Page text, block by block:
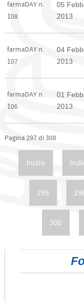
farmaDAY n.
108
05
2013
farmaDAY n.
107
04
2013
farmaDAY n.
106
01
2013
Pagina 297 di 308
Inizio
295
300